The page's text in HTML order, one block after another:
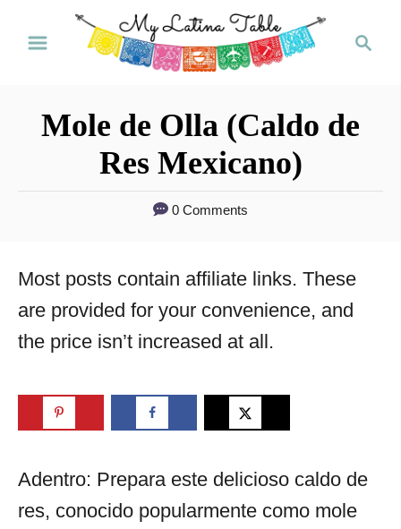
c
Mole de Olla (Caldo de
Res Mexicano)
0 Comments
Most posts contain affiliate links. These
are provided for your convenience, and
the price isn’t increased at all.
Adentro: Prepara este delicioso caldo de
res, conocido popularmente como mole